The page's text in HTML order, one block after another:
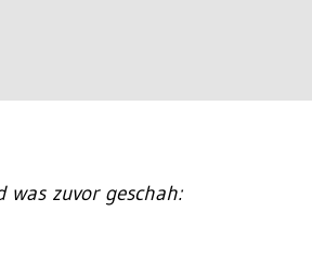
zuvor geschah: